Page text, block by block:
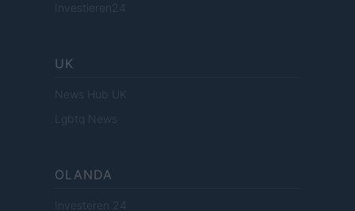
Investieren24
UK
News Hub UK
Lgbtq News
OLANDA
Investeren 24